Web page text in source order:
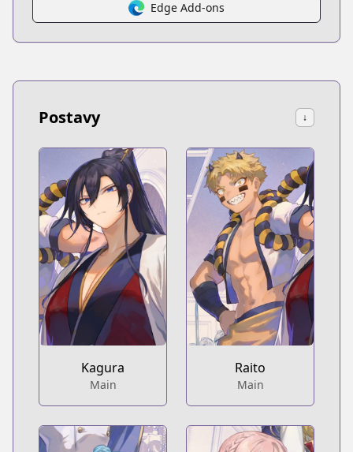
Edge Add-ons
Postavy ↓
Kagura
Main
Raito
Main